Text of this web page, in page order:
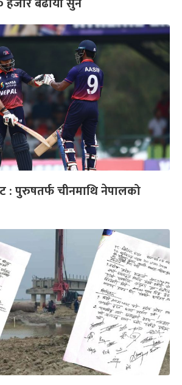
: पुरुषतर्फ चीनमाथि नेपालको